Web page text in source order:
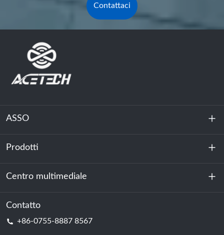
Contattaci
ASSO
Chi siamo
Sostenibilità
Prodotti
Accumulo di energia
Centro dati e sala server
Centro multimediale
Notizia
Contatto
+86-0755-8887 8567